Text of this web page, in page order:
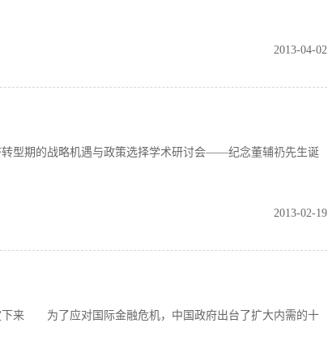
2013-04-02
型期的战略机遇与政策选择学术研讨会——纪念董辅礽先生诞
2013-02-19
来 为了应对国际金融危机，中国政府出台了扩大内需的十